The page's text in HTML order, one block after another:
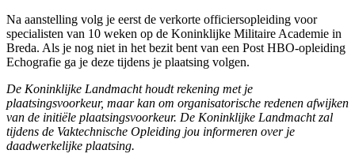
Na aanstelling volg je eerst de verkorte officiersopleiding voor
specialisten van 10 weken op de Koninklijke Militaire Academie in
Breda. Als je nog niet in het bezit bent van een Post HBO-opleiding
Echografie ga je deze tijdens je plaatsing volgen.
De Koninklijke Landmacht houdt rekening met je
plaatsingsvoorkeur, maar kan om organisatorische redenen afwijken
van de initiële plaatsingsvoorkeur. De Koninklijke Landmacht zal
tijdens de Vaktechnische Opleiding jou informeren over je
daadwerkelijke plaatsing.